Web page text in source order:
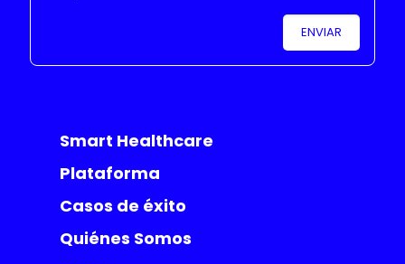
Smart Healthcare
Plataforma
Casos de éxito
Quiénes Somos